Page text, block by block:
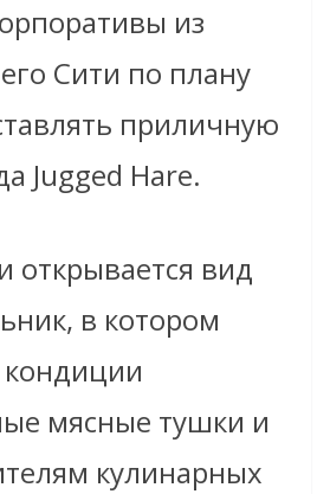
из
Сити по плану
приличную
Jugged Hare.
открывается вид
в котором
мясные тушки и
кулинарных